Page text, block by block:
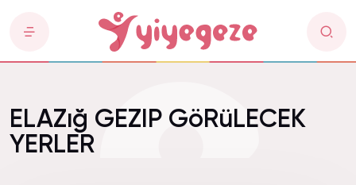
ELAZığ GEZIP GöRüLECEK
YERLER